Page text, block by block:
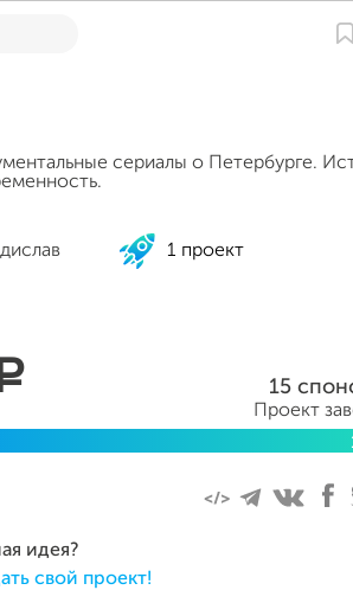
сериалы о Петербурге.
1 проект
15
Проект
идея?
свой проект!